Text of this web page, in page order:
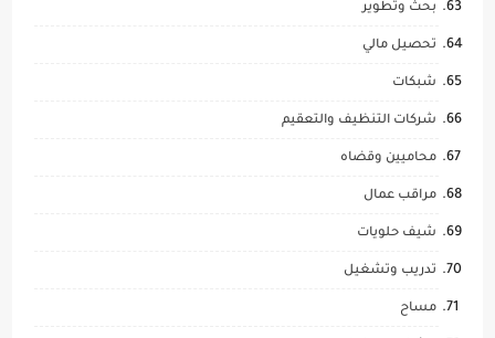
بحث وتطوير
تحصيل مالي
شبكات
شركات التنظيف والتعقيم
محاميين وقضاه
مراقب عمال
شيف حلويات
تدريب وتشغيل
مساح